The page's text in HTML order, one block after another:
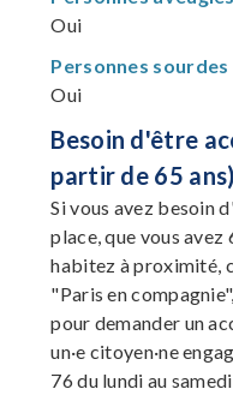
Oui
Personnes
Oui
Besoin d'être
partir de 65
Si vous avez besoin
place, que vous avez
habitez à proximité,
"Paris en
pour demander un
un·e citoyen·ne
76 du lundi au